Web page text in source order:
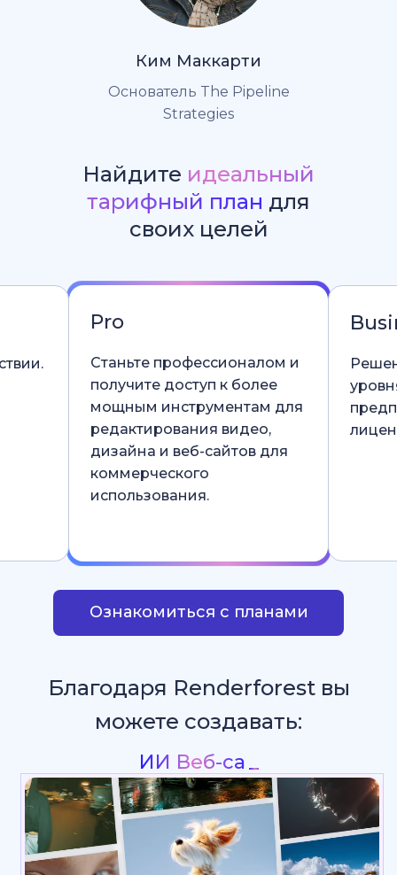
Ким Маккарти
Основатель The Pipeline
Strategies
Найдите идеальный
тарифный план для
своих целей
Pro
Станьте профессионалом и
получите доступ к более
мощным инструментам для
редактирования видео,
дизайна и веб-сайтов для
коммерческого
использования.
Ознакомиться с планами
Благодаря Renderforest вы
можете создавать:
Интро & Лого Анимация